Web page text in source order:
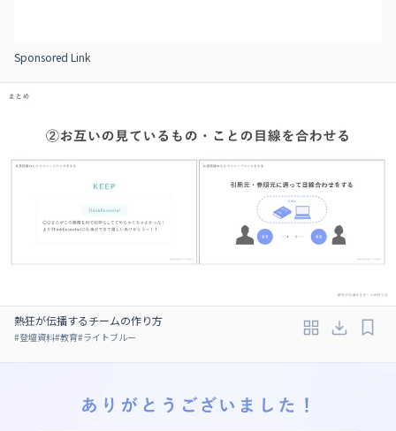
Sponsored Link
熱狂が伝播するチームの作り方
#登壇資料#教育#ライトブルー